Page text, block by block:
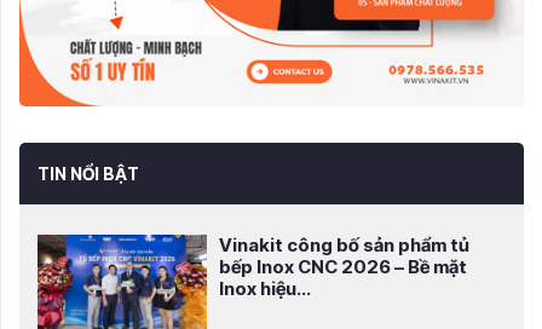
TIN NỔI BẬT
Vinakit công bố sản phẩm tủ
bếp Inox CNC 2026 – Bề mặt
Inox hiệu...